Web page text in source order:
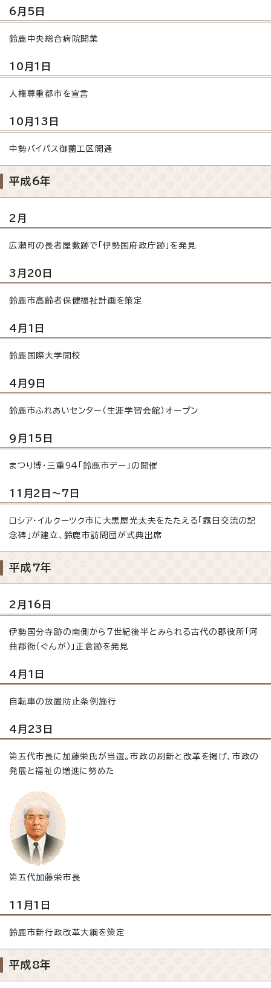
6月5日
鈴鹿中央総合病院開業
10月1日
人権尊重都市を宣言
10月13日
中勢バイパス御薗工区開通
平成6年
2月
広瀬町の長者屋敷跡で「伊勢国府政庁跡」を発見
3月20日
鈴鹿市高齢者保健福祉計画を策定
4月1日
鈴鹿国際大学開校
4月9日
鈴鹿市ふれあいセンター（生涯学習会館）オープン
9月15日
まつり博・三重94「鈴鹿市デー」の開催
11月2日～7日
ロシア・イルクーツク市に大黒屋光太夫をたたえる「露日交流の記
念碑」が建立、鈴鹿市訪問団が式典出席
平成7年
2月16日
伊勢国分寺跡の南側から7世紀後半とみられる古代の郡役所「河
曲郡衙（ぐんが）」正倉跡を発見
4月1日
自転車の放置防止条例施行
4月23日
第五代市長に加藤栄氏が当選。市政の刷新と改革を掲げ、市政の
発展と福祉の増進に努めた
第五代加藤栄市長
11月1日
鈴鹿市新行政改革大綱を策定
平成8年